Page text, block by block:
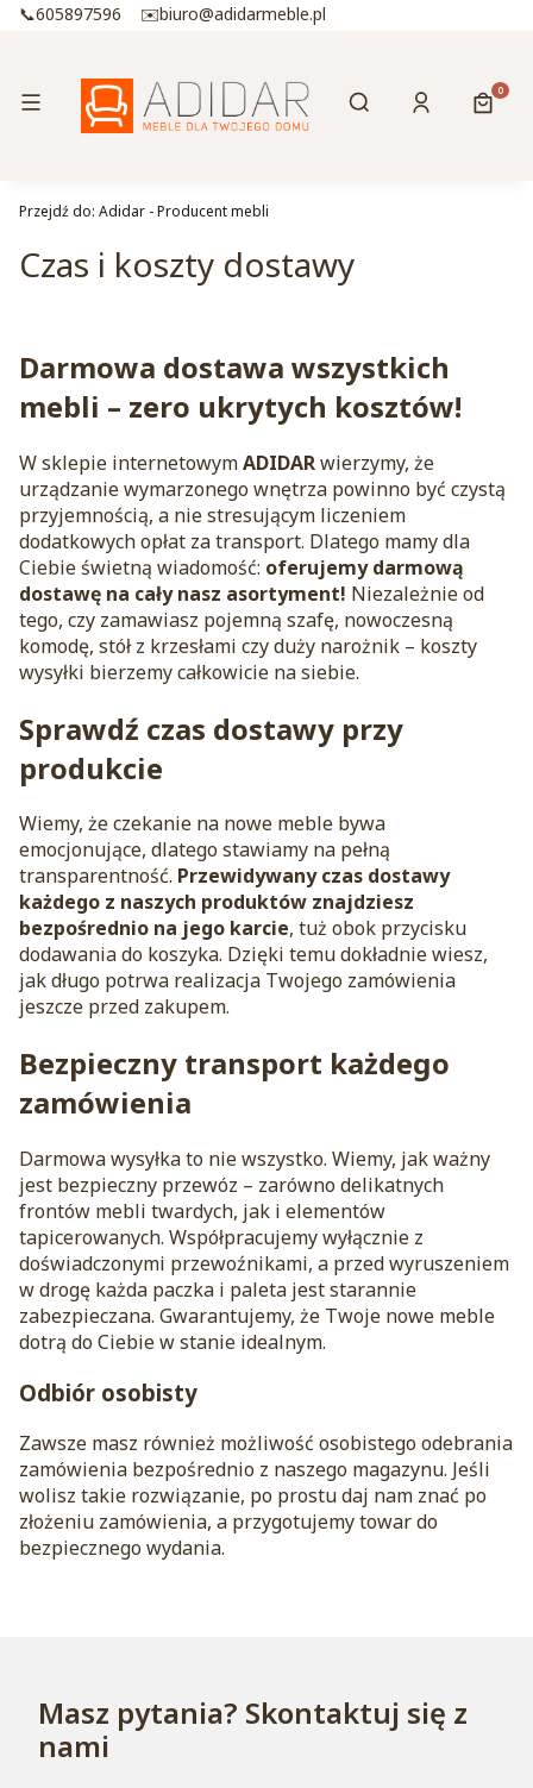
📞605897596 ✉️biuro@adidarmeble.pl
Menu Otwórz
Szukaj Zaloguj się
Przejdź do: Adidar - Producent mebli
Czas i koszty dostawy
Darmowa dostawa wszystkich
mebli – zero ukrytych kosztów!
W sklepie internetowymADIDARwierzymy, że
urządzanie wymarzonego wnętrza powinno być czystą
przyjemnością, a nie stresującym liczeniem
dodatkowych opłat za transport. Dlatego mamy dla
Ciebie świetną wiadomość: oferujemy darmową
dostawę na cały nasz asortyment! Niezależnie od
tego, czy zamawiasz pojemną szafę, nowoczesną
komodę, stół z krzesłami czy duży narożnik – koszty
wysyłki bierzemy całkowicie na siebie.
Sprawdź czas dostawy przy
produkcie
Wiemy, że czekanie na nowe meble bywa
emocjonujące, dlatego stawiamy na pełną
transparentność. Przewidywany czas dostawy
każdego z naszych produktów znajdziesz
bezpośrednio na jego karcie, tuż obok przycisku
dodawania do koszyka. Dzięki temu dokładnie wiesz,
jak długo potrwa realizacja Twojego zamówienia
jeszcze przed zakupem.
Bezpieczny transport każdego
zamówienia
Darmowa wysyłka to nie wszystko. Wiemy, jak ważny
jest bezpieczny przewóz – zarówno delikatnych
frontów mebli twardych, jak i elementów
tapicerowanych. Współpracujemy wyłącznie z
doświadczonymi przewoźnikami, a przed wyruszeniem
w drogę każda paczka i paleta jest starannie
zabezpieczana. Gwarantujemy, że Twoje nowe meble
dotrą do Ciebie w stanie idealnym.
Odbiór osobisty
Zawsze masz również możliwość osobistego odebrania
zamówienia bezpośrednio z naszego magazynu. Jeśli
wolisz takie rozwiązanie, po prostu daj nam znać po
złożeniu zamówienia, a przygotujemy towar do
bezpiecznego wydania.
Masz pytania? Skontaktuj się z
nami